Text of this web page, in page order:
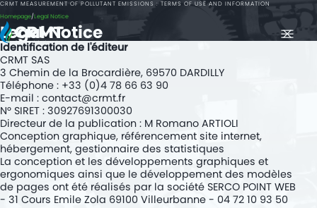
EXPERTISE
MEASUREMENT OF POLLUTANT EMISSIONS ON VEHICLES
Regulatory Tests
R&D trials
ENGINE TESTS
Testing Services
Testing Means
CRMT MEASUREMENT OF POLLUTANT EMISSIONS : TERMS OF USE AND INFORMATION
Homepage Legal Notice
Legal Notice
Identification de l'éditeur
CRMT SAS
3 Chemin de la Brocardière, 69570 DARDILLY
Téléphone : +33 (0)4 78 66 63 90
E-mail : contact@crmt.fr
N° SIRET : 30927691300030
Directeur de la publication : M Romano ARTIOLI
Conception graphique, référencement site internet,
hébergement, gestionnaire des statistiques
La conception et les développements graphiques et
ergonomiques ainsi que le développement des modèles
de pages ont été réalisés par la société SERCO POINT WEB
- 31 Cours Emile Zola 69100 Villeurbanne - 04 72 10 93 50